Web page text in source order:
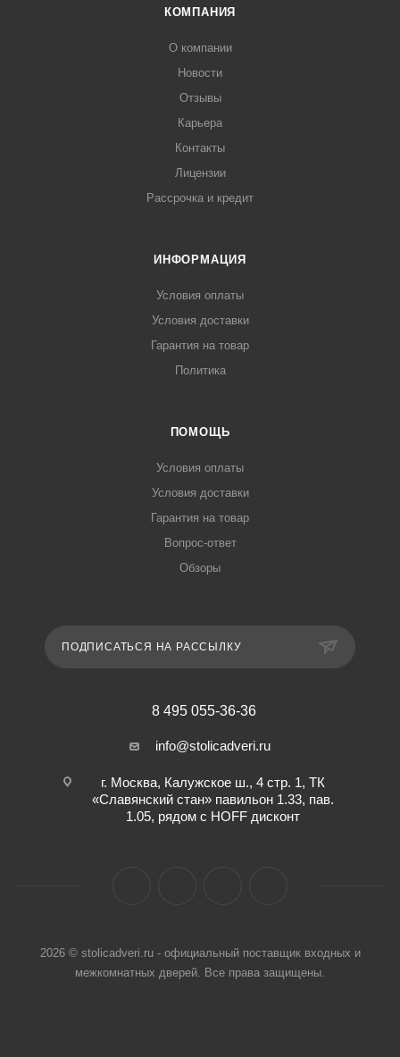
КОМПАНИЯ
О компании
Новости
Отзывы
Карьера
Контакты
Лицензии
Рассрочка и кредит
ИНФОРМАЦИЯ
Условия оплаты
Условия доставки
Гарантия на товар
Политика
ПОМОЩЬ
Условия оплаты
Условия доставки
Гарантия на товар
Вопрос-ответ
Обзоры
ПОДПИСАТЬСЯ НА РАССЫЛКУ
8 495 055-36-36
info@stolicadveri.ru
г. Москва, Калужское ш., 4 стр. 1, ТК
«Славянский стан» павильон 1.33, пав.
1.05, рядом с HOFF дисконт
2026 © stolicadveri.ru - официальный поставщик входных и
межкомнатных дверей. Все права защищены.